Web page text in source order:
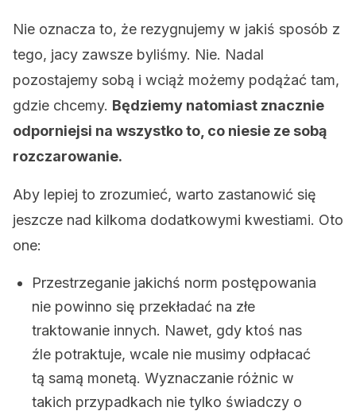
Nie oznacza to, że rezygnujemy w jakiś sposób z
tego, jacy zawsze byliśmy. Nie. Nadal
pozostajemy sobą i wciąż możemy podążać tam,
gdzie chcemy. Będziemy natomiast znacznie
odporniejsi na wszystko to, co niesie ze sobą
rozczarowanie.
Aby lepiej to zrozumieć, warto zastanowić się
jeszcze nad kilkoma dodatkowymi kwestiami. Oto
one:
Przestrzeganie jakichś norm postępowania
nie powinno się przekładać na złe
traktowanie innych. Nawet, gdy ktoś nas
źle potraktuje, wcale nie musimy odpłacać
tą samą monetą. Wyznaczanie różnic w
takich przypadkach nie tylko świadczy o